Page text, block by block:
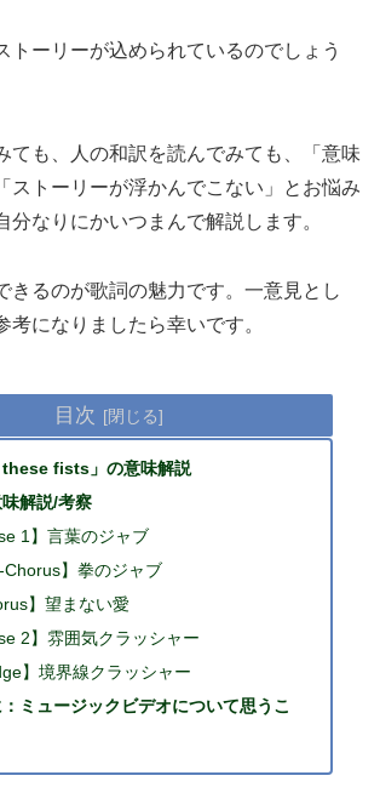
トーリーが込められているのでしょう
ても、人の和訳を読んでみても、「意味
ストーリーが浮かんでこない」とお悩み
分なりにかいつまんで解説します。
きるのが歌詞の魅力です。一意見とし
考になりましたら幸いです。
目次
these fists」の意味解説
解説/考察
1】言葉のジャブ
Chorus】拳のジャブ
】望まない愛
2】雰囲気クラッシャー
】境界線クラッシャー
ミュージックビデオについて思うこ